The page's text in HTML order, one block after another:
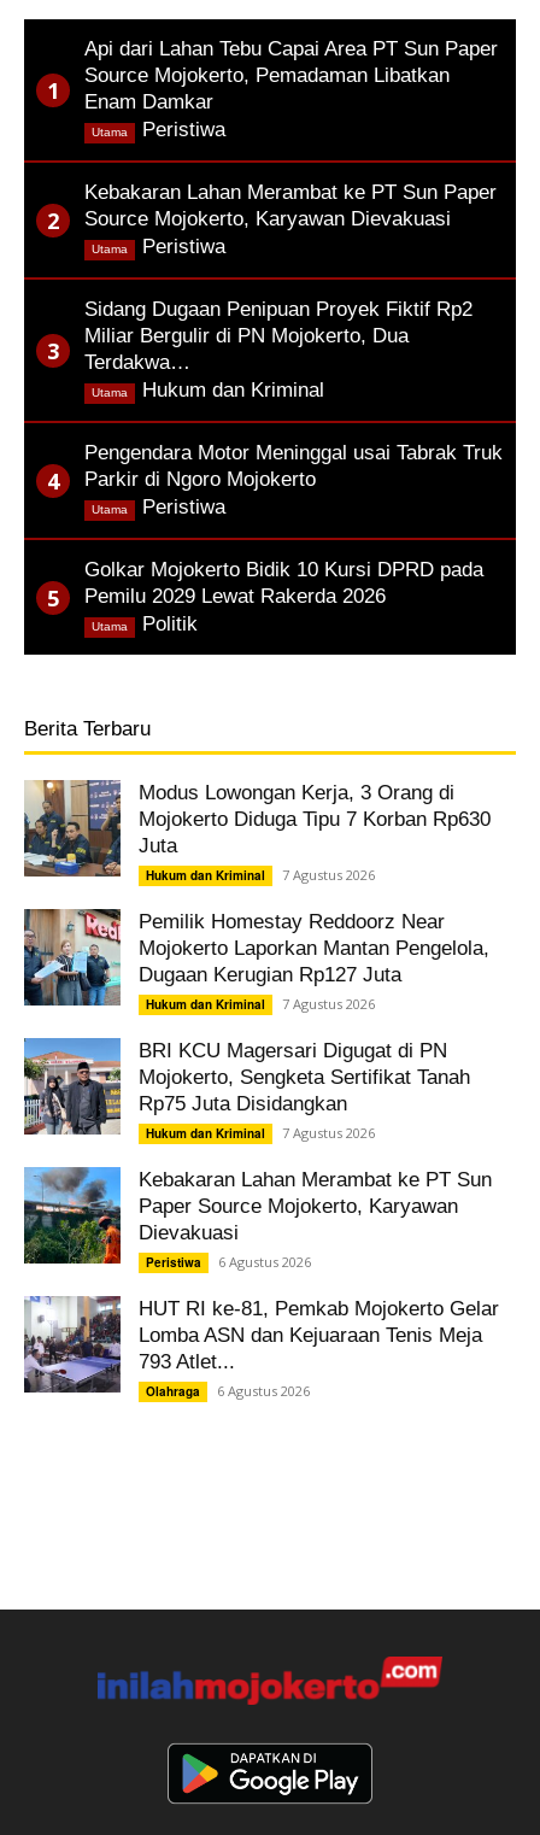
Api dari Lahan Tebu Capai Area PT Sun Paper
Source Mojokerto, Pemadaman Libatkan
Enam Damkar
Peristiwa,
Utama
Kebakaran Lahan Merambat ke PT Sun Paper
Source Mojokerto, Karyawan Dievakuasi
Peristiwa,
Utama
Sidang Dugaan Penipuan Proyek Fiktif Rp2
Miliar Bergulir di PN Mojokerto, Dua
Terdakwa…
Hukum dan Kriminal
Utama
Pengendara Motor Meninggal usai Tabrak Truk
Parkir di Ngoro Mojokerto
Peristiwa,
Utama
Golkar Mojokerto Bidik 10 Kursi DPRD pada
Pemilu 2029 Lewat Rakerda 2026
Politik
Utama
Berita Terbaru
Modus Lowongan Kerja, 3 Orang di
Mojokerto Diduga Tipu 7 Korban Rp630
Juta
Hukum dan Kriminal 7 Agustus 2026
Pemilik Homestay Reddoorz Near
Mojokerto Laporkan Mantan Pengelola,
Dugaan Kerugian Rp127 Juta
Hukum dan Kriminal 7 Agustus 2026
BRI KCU Magersari Digugat di PN
Mojokerto, Sengketa Sertifikat Tanah
Rp75 Juta Disidangkan
Hukum dan Kriminal 7 Agustus 2026
Kebakaran Lahan Merambat ke PT Sun
Paper Source Mojokerto, Karyawan
Dievakuasi
Peristiwa 6 Agustus 2026
HUT RI ke-81, Pemkab Mojokerto Gelar
Lomba ASN dan Kejuaraan Tenis Meja
793 Atlet...
Olahraga 6 Agustus 2026